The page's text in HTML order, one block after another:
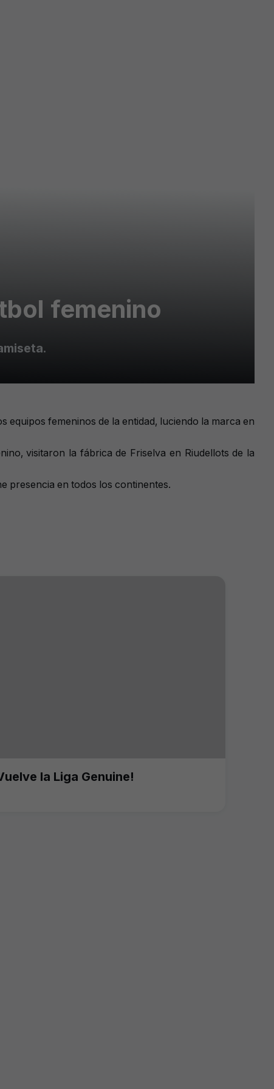
femenino
femeninos de la entidad, luciendo la marca en
visitaron la fábrica de Friselva en Riudellots de la
presencia en todos los continentes.
la Liga Genuine!